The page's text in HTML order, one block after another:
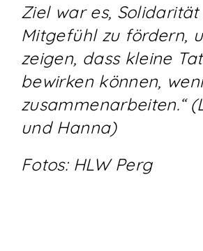
Ziel war es,
Mitgefühl zu fördern,
zeigen, dass kleine
bewirken können,
zusammenarbeiten.“
und Hanna)
Fotos: HLW Perg